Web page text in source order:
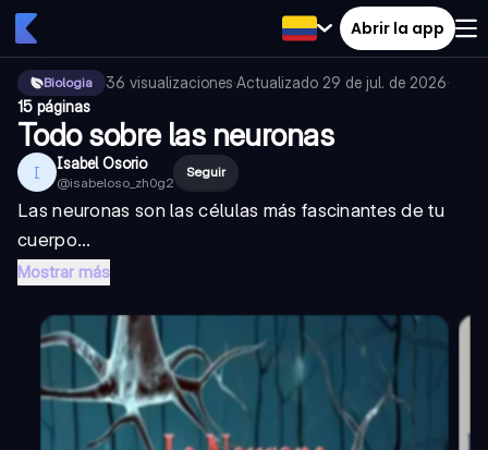
Abrir la app
Biologia 36 visualizaciones·Actualizado 29 de jul. de 2026·
15 páginas
Todo sobre las neuronas
I Isabel Osorio
@isabeloso_zh0g2
Seguir
Las neuronas son las células más fascinantes de tu
cuerpo...
Mostrar más